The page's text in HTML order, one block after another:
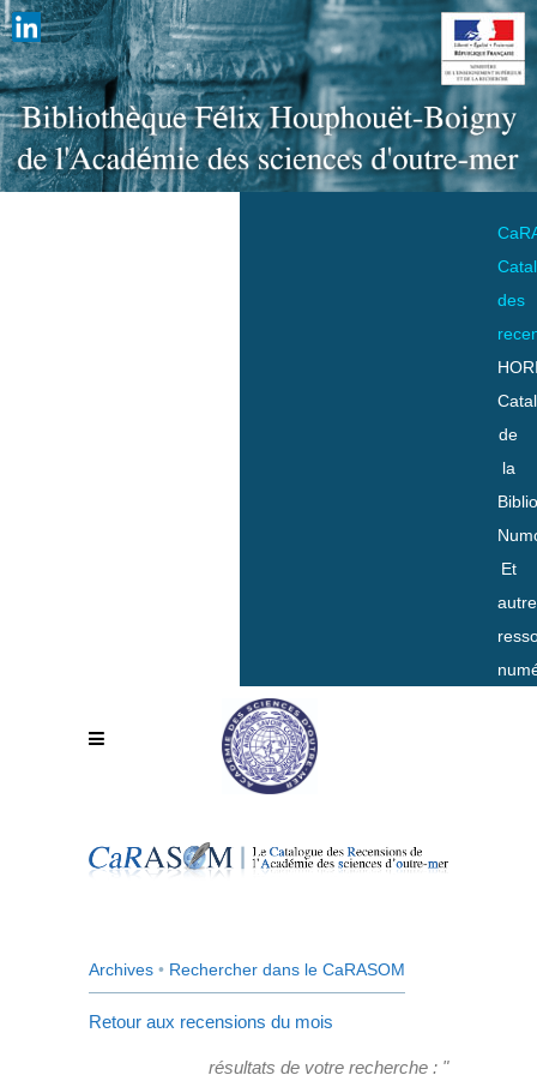
des
de
la
Et
Archives • Rechercher dans le CaRASOM
Retour aux recensions du mois
résultats de votre recherche : "